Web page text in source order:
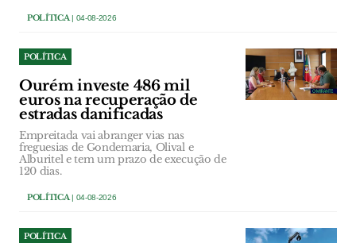
POLÍTICA| 04-08-2026
POLÍTICA
Ourém investe 486 mil
euros na recuperação de
estradas danificadas
Empreitada vai abranger vias nas
freguesias de Gondemaria, Olival e
Alburitel e tem um prazo de execução de
120 dias.
POLÍTICA| 04-08-2026
POLÍTICA